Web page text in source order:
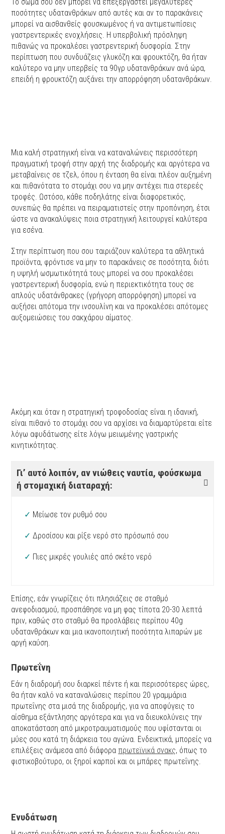
ποσότητες υδατανθράκων από αυτές και αν το παρακάνεις
μπορεί να αισθανθείς φουσκωμένος ή να αντιμετωπίσεις
γαστρεντερικές ενοχλήσεις. Η υπερβολική πρόσληψη
πιθανώς να προκαλέσει γαστρεντερική δυσφορία. Στην
περίπτωση που συνδυάζεις γλυκόζη και φρουκτόζη, θα ήταν
καλύτερο να μην υπερβείς τα 90γρ υδατανθράκων ανά ώρα,
επειδή η φρουκτόζη αυξάνει την απορρόφηση υδατανθράκων.
Μια καλή στρατηγική είναι να καταναλώνεις περισσότερη
πραγματική τροφή στην αρχή της διαδρομής και αργότερα να
μεταβαίνεις σε τζελ, όπου η ένταση θα είναι πλέον αυξημένη
και πιθανότατα το στομάχι σου να μην αντέχει πια στερεές
τροφές. Ωστόσο, κάθε ποδηλάτης είναι διαφορετικός,
συνεπώς θα πρέπει να πειραματιστείς στην προπόνηση, έτσι
ώστε να ανακαλύψεις ποια στρατηγική λειτουργεί καλύτερα
για εσένα.
Στην περίπτωση που σου ταιριάζουν καλύτερα τα αθλητικά
προϊόντα, φρόντισε να μην το παρακάνεις σε ποσότητα, διότι
η υψηλή ωσμωτικότητά τους μπορεί να σου προκαλέσει
γαστρεντερική δυσφορία, ενώ η περιεκτικότητα τους σε
απλούς υδατάνθρακες (γρήγορη απορρόφηση) μπορεί να
αυξήσει απότομα την ινσουλίνη και να προκαλέσει απότομες
αυξομειώσεις του σακχάρου αίματος.
Ακόμη και όταν η στρατηγική τροφοδοσίας είναι η ιδανική,
είναι πιθανό το στομάχι σου να αρχίσει να διαμαρτύρεται είτε
λόγω αφυδάτωσης είτε λόγω μειωμένης γαστρικής
κινητικότητας.
Γι’ αυτό λοιπόν, αν νιώθεις ναυτία, φούσκωμα
ή στομαχική διαταραχή:
✓ Μείωσε τον ρυθμό σου
✓ Δροσίσου και ρίξε νερό στο πρόσωπό σου
✓ Πιες μικρές γουλιές από σκέτο νερό
Επίσης, εάν γνωρίζεις ότι πλησιάζεις σε σταθμό
ανεφοδιασμού, προσπάθησε να μη φας τίποτα 20-30 λεπτά
πριν, καθώς στο σταθμό θα προσλάβεις περίπου 40g
υδατανθράκων και μια ικανοποιητική ποσότητα λιπαρών με
αργή καύση.
Πρωτεΐνη
Εάν η διαδρομή σου διαρκεί πέντε ή και περισσότερες ώρες,
θα ήταν καλό να καταναλώσεις περίπου 20 γραμμάρια
πρωτεΐνης στα μισά της διαδρομής, για να αποφύγεις το
αίσθημα εξάντλησης αργότερα και για να διευκολύνεις την
αποκατάσταση από μικροτραυματισμούς που υφίστανται οι
μύες σου κατά τη διάρκεια του αγώνα. Ενδεικτικά, μπορείς να
επιλέξεις ανάμεσα από διάφορα πρωτεϊνικά σνακς, όπως το
φιστικοβούτυρο, οι ξηροί καρποί και οι μπάρες πρωτεΐνης.
Ενυδάτωση